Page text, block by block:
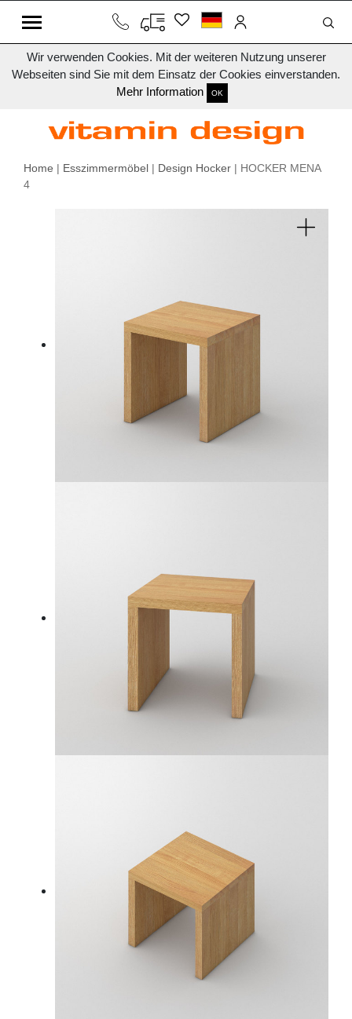
Wir verwenden Cookies. Mit der weiteren Nutzung unserer
Webseiten sind Sie mit dem Einsatz der Cookies einverstanden.
Mehr Information
OK
Home | Esszimmermöbel | Design Hocker | HOCKER MENA
4